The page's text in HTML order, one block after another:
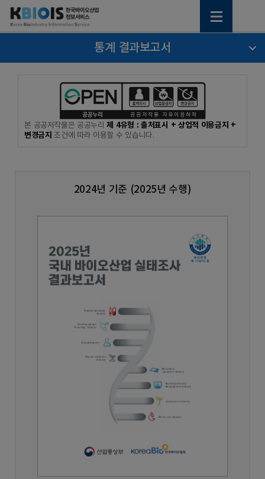
통계 결과보고서
본 공공저작물은 공공누리제 4유형 : 출처표시 + 상업적 이용금지 +
변경금지 조건에 따라 이용할 수 있습니다.
2024년 기준 (2025년 수행)